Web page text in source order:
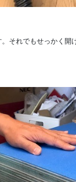
それでもせっかく開